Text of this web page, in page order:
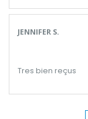
JENNIFER S.
Tres bien reçus